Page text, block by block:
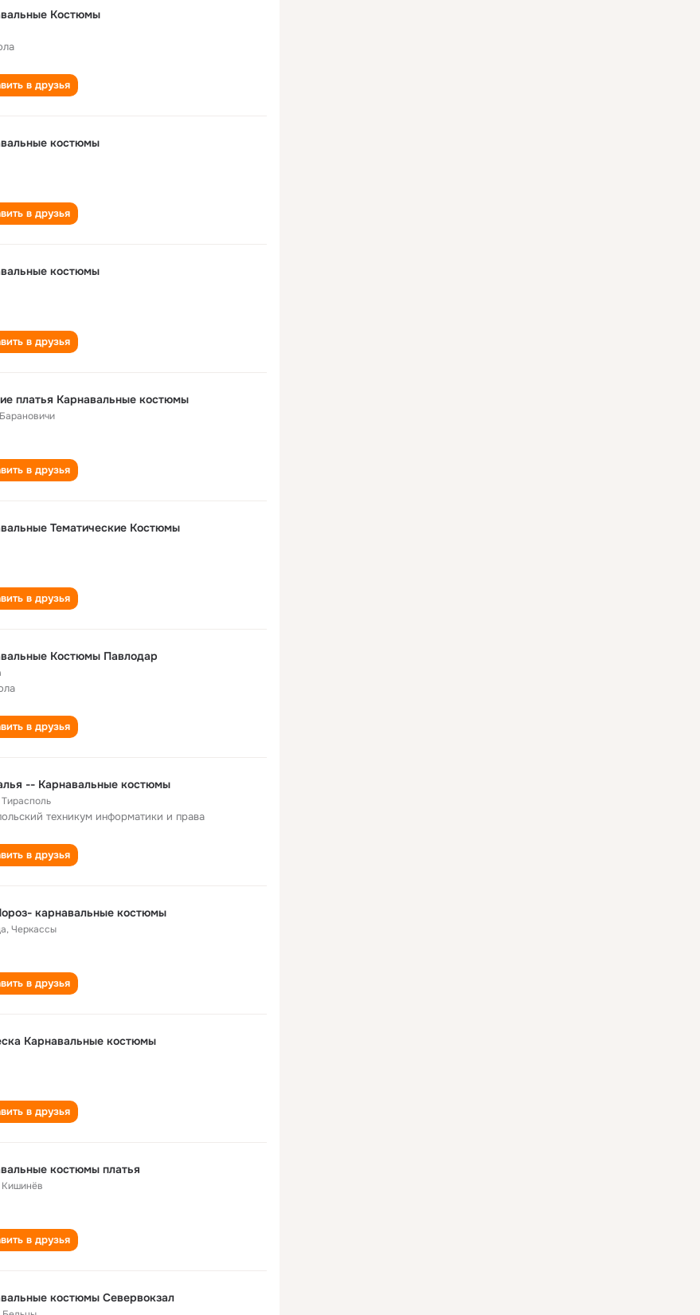
Костюмы
в друзья
костюмы
в друзья
костюмы
в друзья
платья Карнавальные костюмы
Барановичи
в друзья
Тематические Костюмы
в друзья
Костюмы Павлодар
в друзья
-- Карнавальные костюмы
Тирасполь
техникум информатики и права
в друзья
карнавальные костюмы
,Черкассы
в друзья
Карнавальные костюмы
в друзья
костюмы платья
Кишинёв
в друзья
костюмы Севервокзал